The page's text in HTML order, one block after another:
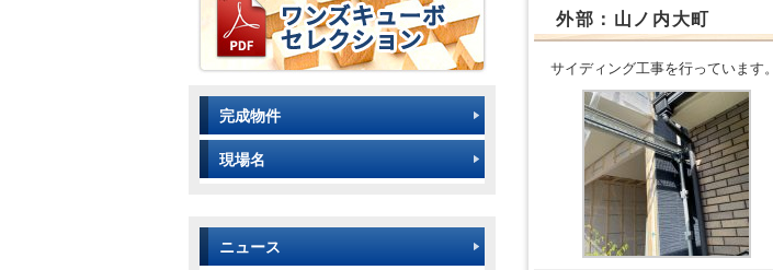
外部：山ノ内大町
サイディング工事を行っています。
完成物件
現場名
ニュース